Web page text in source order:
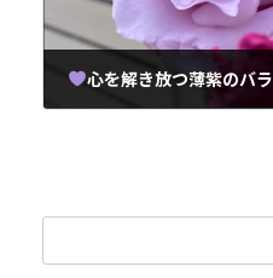
心を解き放つ薄紫のバラ